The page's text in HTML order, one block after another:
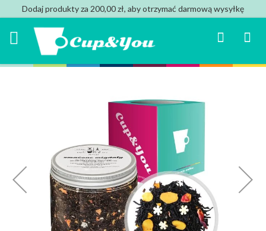
Dodaj produkty za 200,00 zł, aby otrzymać darmową wysyłkę
Mój
Search